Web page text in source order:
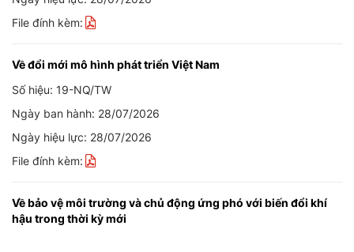
File đính kèm:
Về đổi mới mô hình phát triển Việt Nam
Số hiệu: 19-NQ/TW
Ngày ban hành: 28/07/2026
Ngày hiệu lực: 28/07/2026
File đính kèm:
Về bảo vệ môi trường và chủ động ứng phó với biến đổi khí
hậu trong thời kỳ mới